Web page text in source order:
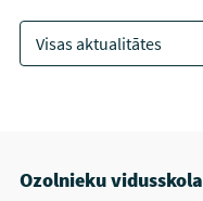
Visas aktualitātes
Ozolnieku vidusskola